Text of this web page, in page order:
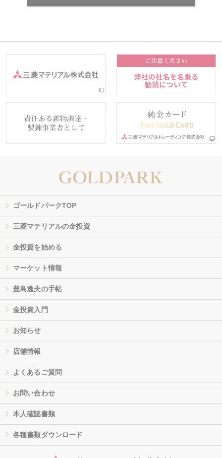
ゴールドパークTOP
三菱マテリアルの金投資
金投資を始める
マーケット情報
豊島逸夫の手帖
金投資入門
お知らせ
店舗情報
よくあるご質問
お問い合わせ
本人確認書類
各種書類ダウンロード